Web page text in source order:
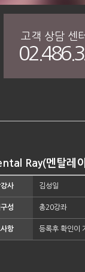
고객 상담 센
Ray(멘탈레
사 김성일
성 총20강좌
항 등록후 확인이